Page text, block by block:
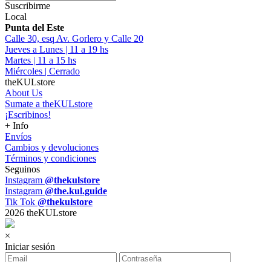
Suscribirme
Local
Punta del Este
Calle 30, esq Av. Gorlero y Calle 20
Jueves a Lunes | 11 a 19 hs
Martes | 11 a 15 hs
Miércoles | Cerrado
theKULstore
About Us
Sumate a theKULstore
¡Escribinos!
+ Info
Envíos
Cambios y devoluciones
Términos y condiciones
Seguinos
Instagram @thekulstore
Instagram @the.kul.guide
Tik Tok @thekulstore
2026 theKULstore
×
Iniciar sesión